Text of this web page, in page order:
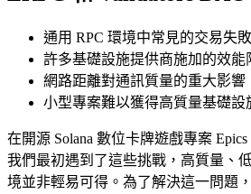
通用 RPC 環境中常見的交易失
許多基礎設施提供商施加的效能
網路距離對通訊質量的重大影響
小型專案難以獲得高質量基礎設
在開源 Solana 數位卡牌遊戲專案
我們最初遇到了這些挑戰，高質量、
境並非輕易可得。為了解決這一問題